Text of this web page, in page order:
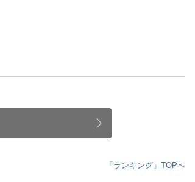
「ランキング」TOPへ